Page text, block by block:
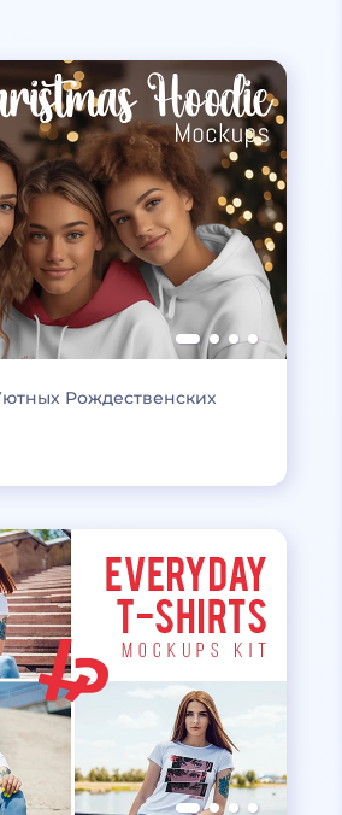
Рождественских